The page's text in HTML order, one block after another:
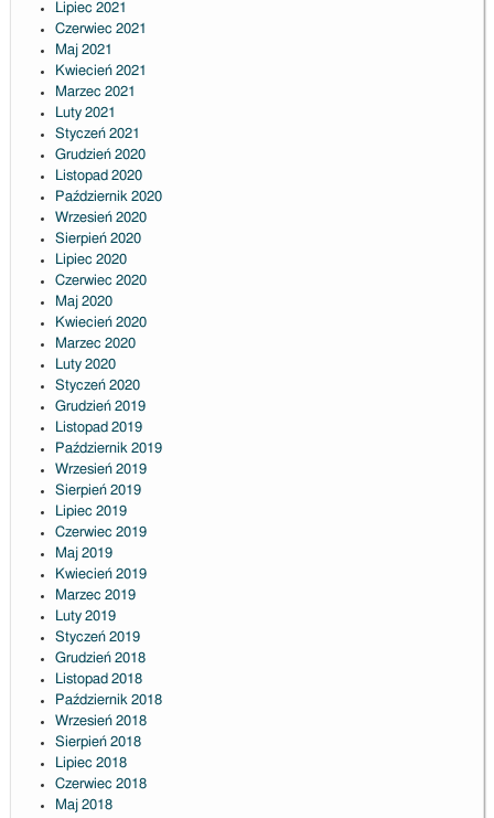
Lipiec 2021
Czerwiec 2021
Maj 2021
Kwiecień 2021
Marzec 2021
Luty 2021
Styczeń 2021
Grudzień 2020
Listopad 2020
Październik 2020
Wrzesień 2020
Sierpień 2020
Lipiec 2020
Czerwiec 2020
Maj 2020
Kwiecień 2020
Marzec 2020
Luty 2020
Styczeń 2020
Grudzień 2019
Listopad 2019
Październik 2019
Wrzesień 2019
Sierpień 2019
Lipiec 2019
Czerwiec 2019
Maj 2019
Kwiecień 2019
Marzec 2019
Luty 2019
Styczeń 2019
Grudzień 2018
Listopad 2018
Październik 2018
Wrzesień 2018
Sierpień 2018
Lipiec 2018
Czerwiec 2018
Maj 2018